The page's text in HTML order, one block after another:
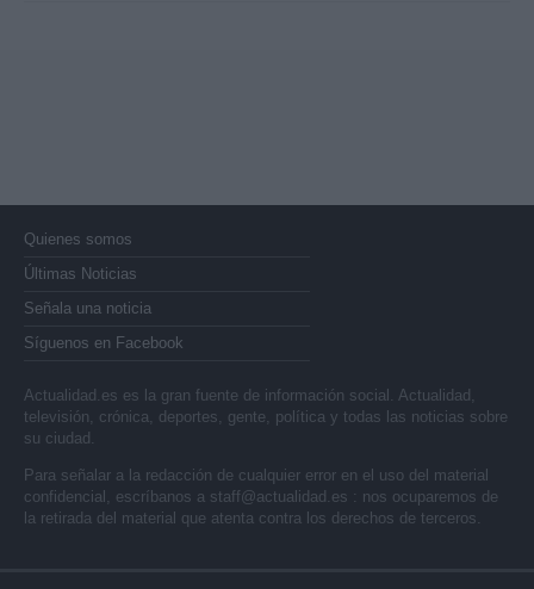
Quienes somos
Últimas Noticias
Señala una noticia
Síguenos en Facebook
Actualidad.es es la gran fuente de información social. Actualidad,
televisión, crónica, deportes, gente, política y todas las noticias sobre
su ciudad.
Para señalar a la redacción de cualquier error en el uso del material
confidencial, escríbanos a staff@actualidad.es : nos ocuparemos de
la retirada del material que atenta contra los derechos de terceros.